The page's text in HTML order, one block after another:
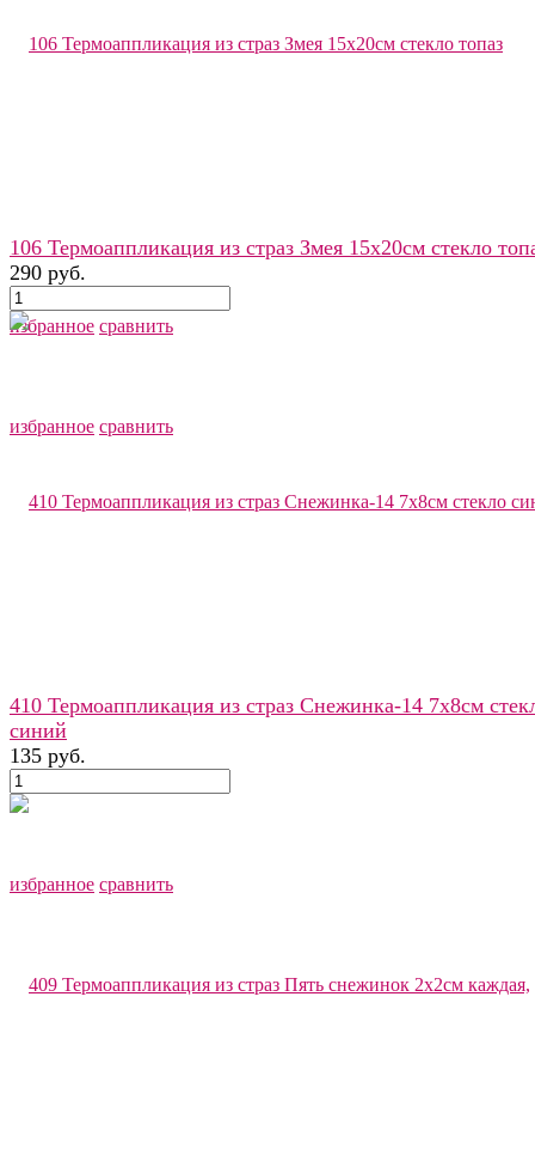
избранное сравнить
избранное сравнить
106 Термоаппликация из страз Змея 15х20см стекло
290 руб.
избранное сравнить
410 Термоаппликация из страз Снежинка-14 7х8см
синий
135 руб.